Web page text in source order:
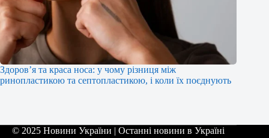
Здоров’я та краса носа: у чому різниця між
ринопластикою та септопластикою, і коли їх поєднують
© 2025 Новини України | Останні новини в Україні